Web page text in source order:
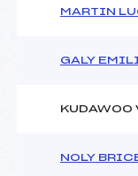
MARTIN
GALY
KUDAWOO
NOLY